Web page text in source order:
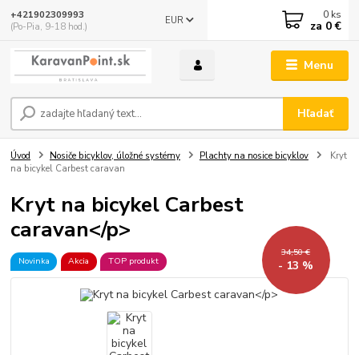
Menu
EUR
Hľadať
+421902309993
(Po-Pia, 9-18 hod.)
0 ks
za 0 €
Úvod Nosiče bicyklov, úložné systémy Plachty na nosice bicyklov
Kryt
na bicykel Carbest caravan
Kryt na bicykel Carbest
caravan</p>
Novinka Akcia TOP produkt
34,50 €
- 13 %